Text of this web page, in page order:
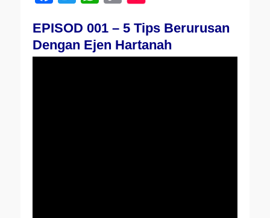
c
e
i
t
a
t
p
y
EPISOD 001 – 5 Tips Berurusan
Dengan Ejen Hartanah